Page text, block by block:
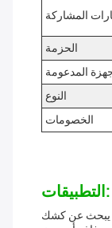
المشاركة
الحزمة
المدعومة
النوع
الخصومات
التطبيقات:
شخص يبحث عن كشك